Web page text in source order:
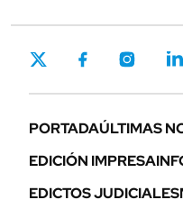
PORTADAÚLTIMAS
EDICIÓN IMPRESA
EDICTOS JUDICIALES